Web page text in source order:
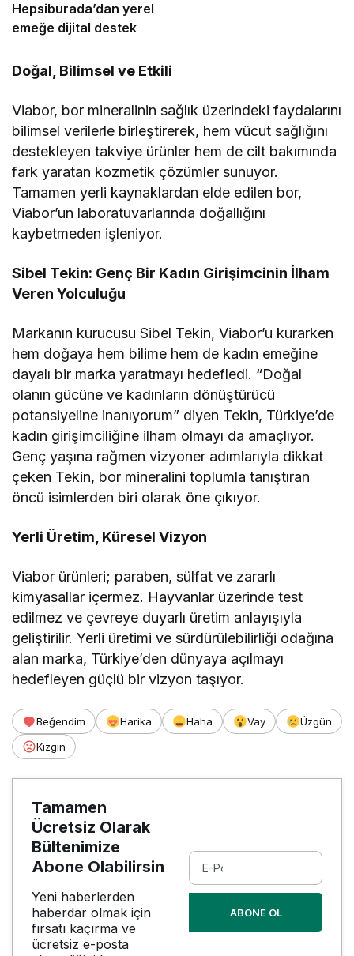
Hepsiburada’dan yerel
emeğe dijital destek
Doğal, Bilimsel ve Etkili
Viabor, bor mineralinin sağlık üzerindeki faydalarını
bilimsel verilerle birleştirerek, hem vücut sağlığını
destekleyen takviye ürünler hem de cilt bakımında
fark yaratan kozmetik çözümler sunuyor.
Tamamen yerli kaynaklardan elde edilen bor,
Viabor’un laboratuvarlarında doğallığını
kaybetmeden işleniyor.
Sibel Tekin: Genç Bir Kadın Girişimcinin İlham
Veren Yolculuğu
Markanın kurucusu Sibel Tekin, Viabor’u kurarken
hem doğaya hem bilime hem de kadın emeğine
dayalı bir marka yaratmayı hedefledi. “Doğal
olanın gücüne ve kadınların dönüştürücü
potansiyeline inanıyorum” diyen Tekin, Türkiye’de
kadın girişimciliğine ilham olmayı da amaçlıyor.
Genç yaşına rağmen vizyoner adımlarıyla dikkat
çeken Tekin, bor mineralini toplumla tanıştıran
öncü isimlerden biri olarak öne çıkıyor.
Yerli Üretim, Küresel Vizyon
Viabor ürünleri; paraben, sülfat ve zararlı
kimyasallar içermez. Hayvanlar üzerinde test
edilmez ve çevreye duyarlı üretim anlayışıyla
geliştirilir. Yerli üretimi ve sürdürülebilirliği odağına
alan marka, Türkiye’den dünyaya açılmayı
hedefleyen güçlü bir vizyon taşıyor.
Beğendim Harika Haha Vay
Üzgün
Kızgın
Tamamen
Ücretsiz Olarak
Bültenimize
Abone Olabilirsin
Yeni haberlerden
haberdar olmak için
fırsatı kaçırma ve
ücretsiz e-posta
ABONE OL